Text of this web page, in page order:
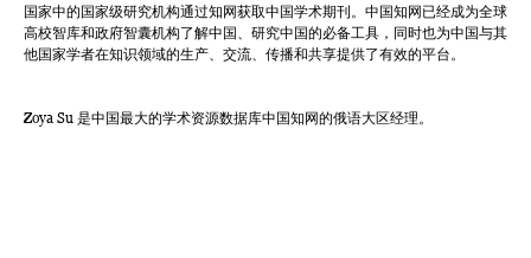
国家中的国家级研究机构通过知网获取中国学术期刊。中国知网已经成为全球
高校智库和政府智囊机构了解中国、研究中国的必备工具，同时也为中国与其
他国家学者在知识领域的生产、交流、传播和共享提供了有效的平台。
Zoya Su 是中国最大的学术资源数据库中国知网的俄语大区经理。